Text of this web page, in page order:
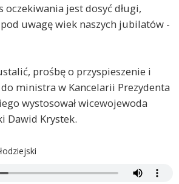
oczekiwania jest dosyć długi,
uwagę wiek naszych jubilatów -
prośbę o przyspieszenie i
ministra w Kancelarii Prezydenta
wystosował wicewojewoda
Dawid Krystek.